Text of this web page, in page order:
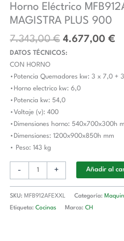
Horno Eléctrico
MAGISTRA PLUS 900
7.343,00€ 4.677,00 €
DATOS TÉCNICOS:
CON HORNO
•Potencia Quemadores kw: 3 x 7,0 + 3
•Horno electrico kw: 6,0
•Potencia kw: 54,0
•Voltaje (v): 400
•Dimensiones horno: 540x700x300h
•Dimensiones: 1200x900x850h mm
• Peso: 143 kg
-
3x7
+
Kw
con
Horno
Eléctrico
MFB912AFEXXL
MAGISTRA
PLUS
900
cantidad
+ Añadir al
SKU: MFB912AFEXXL Categoría:
Etiqueta: Cocinas Marca: CH